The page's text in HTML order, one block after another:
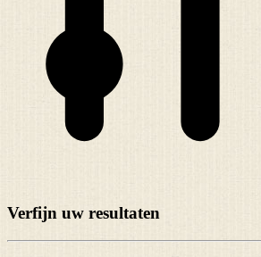
Verfijn uw resultaten